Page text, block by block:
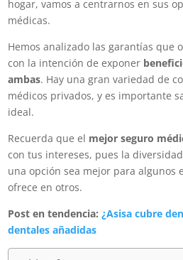
hogar, vamos a centrarnos en sus
médicas.
Hemos analizado las garantías que
con la intención de exponer
ambas. Hay una gran variedad de
médicos privados, y es importante
ideal.
Recuerda que el mejor seguro
con tus intereses, pues la
una opción sea mejor para algunos
ofrece en otros.
Post en tendencia:¿Asisa cubre
dentales añadidas